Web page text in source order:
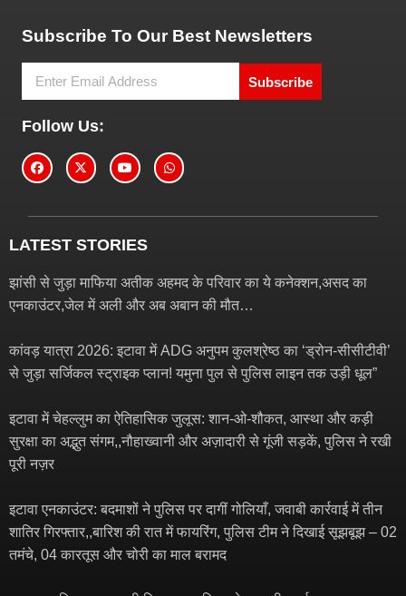
Subscribe To Our Best Newsletters
Subscribe
Follow Us:
LATEST STORIES
झांसी से जुड़ा माफिया अतीक अहमद के परिवार का ये कनेक्शन,असद का
एनकाउंटर,जेल में अली और अब अबान की मौत…
कांवड़ यात्रा 2026: इटावा में ADG अनुपम कुलश्रेष्ठ का ‘ड्रोन-सीसीटीवी’
से जुड़ा सर्जिकल स्ट्राइक प्लान! यमुना पुल से पुलिस लाइन तक उड़ी धूल”
इटावा में चेहल्लुम का ऐतिहासिक जुलूस: शान-ओ-शौकत, आस्था और कड़ी
सुरक्षा का अद्भुत संगम,,नौहाख्वानी और अज़ादारी से गूंजी सड़कें, पुलिस ने रखी
पूरी नज़र
इटावा एनकाउंटर: बदमाशों ने पुलिस पर दागीं गोलियाँ, जवाबी कार्रवाई में तीन
शातिर गिरफ्तार,,बारिश की रात में फायरिंग, पुलिस टीम ने दिखाई सूझबूझ – 02
तमंचे, 04 कारतूस और चोरी का माल बरामद